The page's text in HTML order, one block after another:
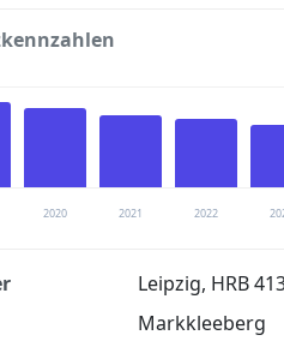
2020 2021 2022
nach kostenloser
Leipzig, HRB
Markkleeberg